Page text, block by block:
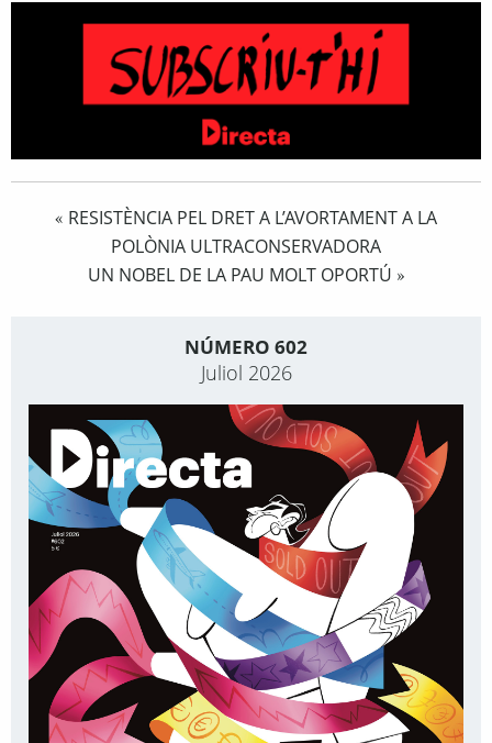
« RESISTÈNCIA PEL DRET A L’AVORTAMENT A LA
POLÒNIA ULTRACONSERVADORA
UN NOBEL DE LA PAU MOLT OPORTÚ »
NÚMERO 602
Juliol 2026